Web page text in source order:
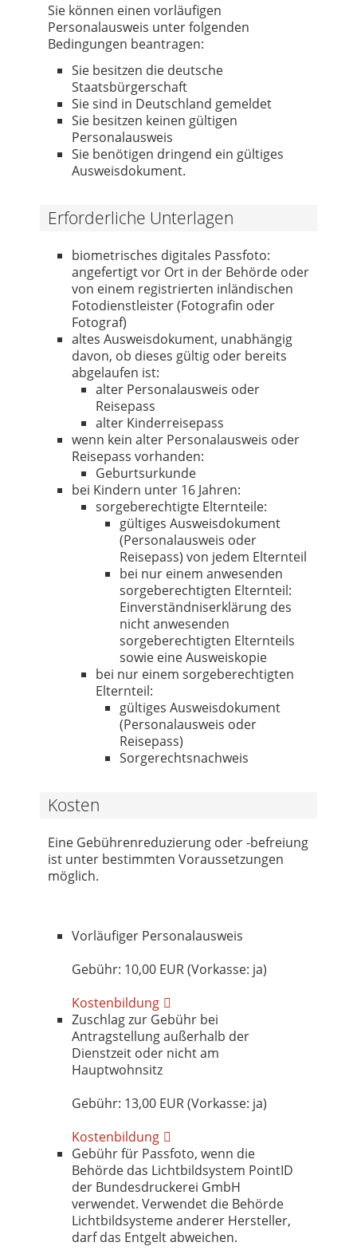
Sie können einen vorläufigen
Personalausweis unter folgenden
Bedingungen beantragen:
Sie besitzen die deutsche
Staatsbürgerschaft
Sie sind in Deutschland gemeldet
Sie besitzen keinen gültigen
Personalausweis
Sie benötigen dringend ein gültiges
Ausweisdokument.
Erforderliche Unterlagen
biometrisches digitales Passfoto:
angefertigt vor Ort in der Behörde oder
von einem registrierten inländischen
Fotodienstleister (Fotografin oder
Fotograf)
altes Ausweisdokument, unabhängig
davon, ob dieses gültig oder bereits
abgelaufen ist:
alter Personalausweis oder
Reisepass
alter Kinderreisepass
wenn kein alter Personalausweis oder
Reisepass vorhanden:
Geburtsurkunde
bei Kindern unter 16 Jahren:
sorgeberechtigte Elternteile:
gültiges Ausweisdokument
(Personalausweis oder
Reisepass) von jedem Elternteil
bei nur einem anwesenden
sorgeberechtigten Elternteil:
Einverständniserklärung des
nicht anwesenden
sorgeberechtigten Elternteils
sowie eine Ausweiskopie
bei nur einem sorgeberechtigten
Elternteil:
gültiges Ausweisdokument
(Personalausweis oder
Reisepass)
Sorgerechtsnachweis
Kosten
Eine Gebührenreduzierung oder -befreiung
ist unter bestimmten Voraussetzungen
möglich.
Vorläufiger Personalausweis
Gebühr: 10,00 EUR (Vorkasse: ja)
Kostenbildung
Zuschlag zur Gebühr bei
Antragstellung außerhalb der
Dienstzeit oder nicht am
Hauptwohnsitz
Gebühr: 13,00 EUR (Vorkasse: ja)
Kostenbildung
Gebühr für Passfoto, wenn die
Behörde das Lichtbildsystem PointID
der Bundesdruckerei GmbH
verwendet. Verwendet die Behörde
Lichtbildsysteme anderer Hersteller,
darf das Entgelt abweichen.